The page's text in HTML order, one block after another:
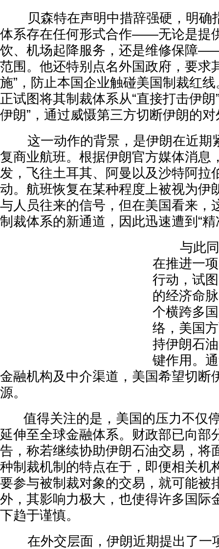
贝森特在声明中措辞强硬，明确
体系存在任何形式合作——无论是提
饮、机场起降服务，还是维修保障
范围。他还特别点名外国政府，要求
施”，防止本国企业触碰美国制裁红
正试图将其制裁体系从“直接打击伊朗
伊朗”，通过威慑第三方切断伊朗的
这一动作的背景，是伊朗在近期
复商业航班。根据伊朗官方媒体消息
发，飞往土耳其、阿曼以及沙特阿拉
动。航班恢复在某种程度上被视为伊
与人员往来的信号，但在美国看来，
制裁体系的新通道，因此迅速遭到“精
与此同
在推进一
行动，试
的经济命
个横跨多
络，美国
持伊朗石
键作用。
金融机构及中介渠道，美国希望切断
源。
值得关注的是，美国的压力不仅
延伸至全球金融体系。财政部已向部
告，称若继续协助伊朗石油交易，将
种制裁机制的特点在于，即便相关机
要参与被制裁对象的交易，就可能被
外，其影响力极大，也使得许多国际
下趋于谨慎。
在外交层面，伊朗近期提出了一